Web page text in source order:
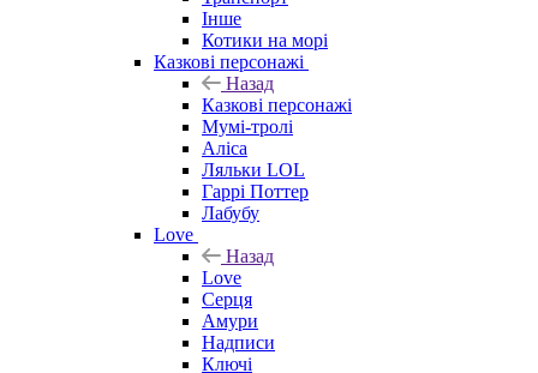
Інше
Котики на морі
Казкові персонажі
Назад
Казкові персонажі
Мумі-тролі
Аліса
Ляльки LOL
Гаррі Поттер
Лабубу
Love
Назад
Love
Серця
Амури
Надписи
Ключі